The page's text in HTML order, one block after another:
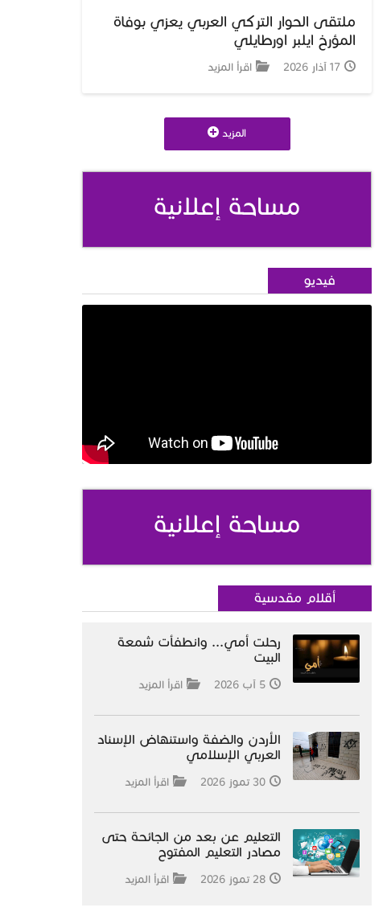
ملتقى الحوار التركي العربي يعزي بوفاة
المؤرخ ايلبر اورطايلي
17 آذار 2026 اقرأ المزيد
المزيد
مساحة إعلانية
فيديو
مساحة إعلانية
أقلام مقدسية
رحلت أمي... وانطفأت شمعة
البيت
5 آب 2026 اقرأ المزيد
الأردن والضفة واستنهاض الإسناد
العربي الإسلامي
30 تموز 2026 اقرأ المزيد
التعليم عن بعد من الجائحة حتى
مصادر التعليم المفتوح
28 تموز 2026 اقرأ المزيد